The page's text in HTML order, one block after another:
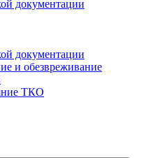
документации
документации
и обезвреживание
ТКО